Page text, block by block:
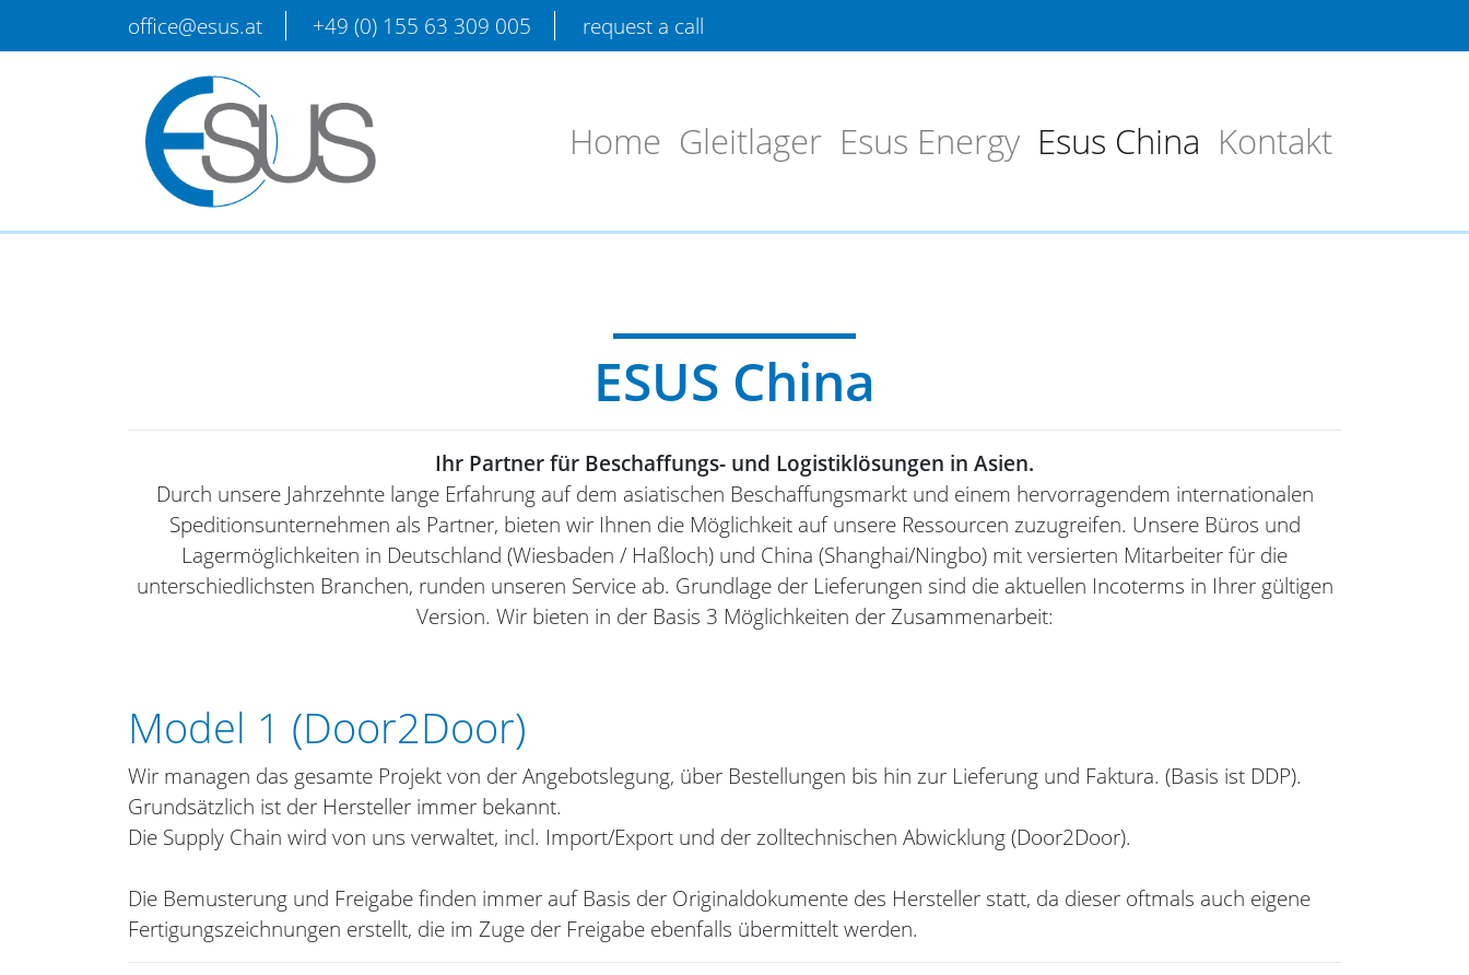
office@esus.at +49 (0) 155 63 309 005 request a call
Home Gleitlager Esus Energy Esus China Kontakt
ESUS China
Ihr Partner für Beschaffungs- und Logistiklösungen in Asien.
Durch unsere Jahrzehnte lange Erfahrung auf dem asiatischen Beschaffungsmarkt und einem hervorragendem internationalen
Speditionsunternehmen als Partner, bieten wir Ihnen die Möglichkeit auf unsere Ressourcen zuzugreifen. Unsere Büros und
Lagermöglichkeiten in Deutschland (Wiesbaden / Haßloch) und China (Shanghai/Ningbo) mit versierten Mitarbeiter für die
unterschiedlichsten Branchen, runden unseren Service ab. Grundlage der Lieferungen sind die aktuellen Incoterms in Ihrer gültigen
Version. Wir bieten in der Basis 3 Möglichkeiten der Zusammenarbeit:
Model 1 (Door2Door)
Wir managen das gesamte Projekt von der Angebotslegung, über Bestellungen bis hin zur Lieferung und Faktura. (Basis ist DDP).
Grundsätzlich ist der Hersteller immer bekannt.
Die Supply Chain wird von uns verwaltet, incl. Import/Export und der zolltechnischen Abwicklung (Door2Door).
Die Bemusterung und Freigabe finden immer auf Basis der Originaldokumente des Hersteller statt, da dieser oftmals auch eigene
Fertigungszeichnungen erstellt, die im Zuge der Freigabe ebenfalls übermittelt werden.